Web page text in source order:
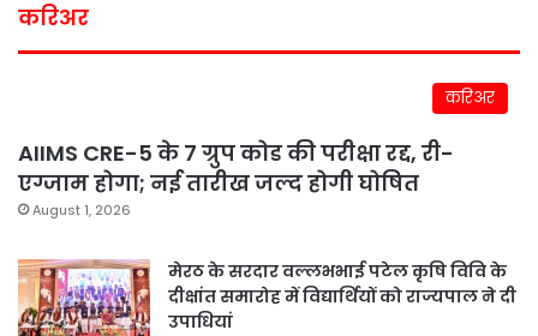
करिअर
करिअर
AIIMS CRE-5 के 7 ग्रुप कोड की परीक्षा रद्द, री-
एग्जाम होगा; नई तारीख जल्द होगी घोषित
August 1, 2026
मेरठ के सरदार वल्लभभाई पटेल कृषि विवि के
दीक्षांत समारोह में विद्यार्थियों को राज्यपाल ने दी
उपाधियां